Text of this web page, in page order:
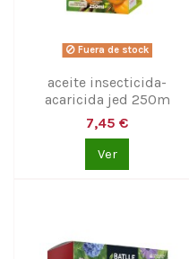
Fuera de stock
aceite insecticida-
acaricida jed 250m
7,45 €
Ver